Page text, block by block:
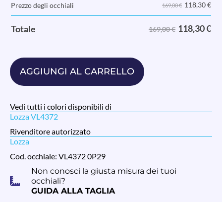
Prezzo degli occhiali
169,00 € 118,30€
Totale 169,00 € 118,30€
AGGIUNGI AL CARRELLO
Vedi tutti i colori disponibili di
Lozza VL4372
Rivenditore autorizzato
Lozza
Cod. occhiale: VL4372 0P29
Non conosci la giusta misura dei tuoi
occhiali?
GUIDA ALLA TAGLIA